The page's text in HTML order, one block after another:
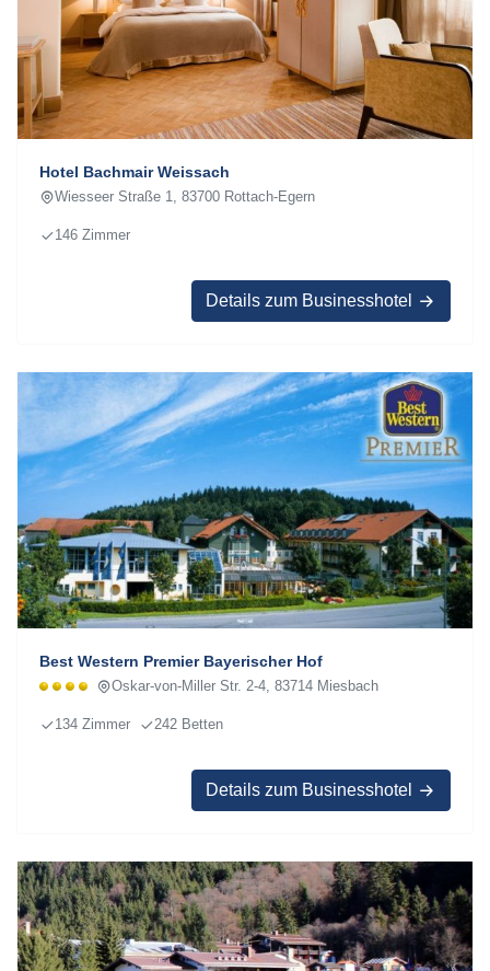
Hotel Bachmair Weissach
Wiesseer Straße 1, 83700 Rottach-Egern
146 Zimmer
Details zum Businesshotel
Best Western Premier Bayerischer Hof
Oskar-von-Miller Str. 2-4, 83714 Miesbach
134 Zimmer 242 Betten
Details zum Businesshotel